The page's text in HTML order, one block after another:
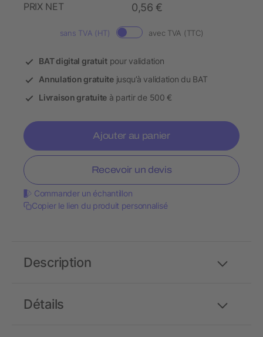
PRIX NET
0,56 €
sans TVA (HT) avec TVA (TTC)
BAT digital gratuitpour validation
Annulation gratuitejusqu’à validation du BAT
Livraison gratuite à partir de 500 €
Ajouter au panier
Recevoir un devis
Commander un échantillon
Copier le lien du produit personnalisé
Détails
Description